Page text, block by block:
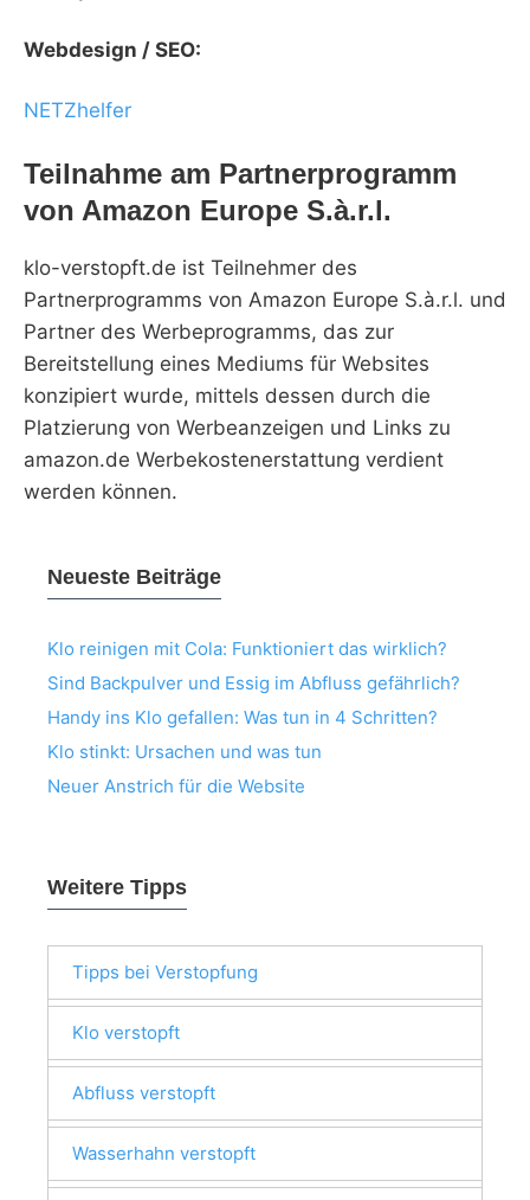
Webdesign / SEO:
NETZhelfer
Teilnahme am Partnerprogramm
von Amazon Europe S.à.r.l.
klo-verstopft.de ist Teilnehmer des
Partnerprogramms von Amazon Europe S.à.r.l. und
Partner des Werbeprogramms, das zur
Bereitstellung eines Mediums für Websites
konzipiert wurde, mittels dessen durch die
Platzierung von Werbeanzeigen und Links zu
amazon.de Werbekostenerstattung verdient
werden können.
Neueste Beiträge
Klo reinigen mit Cola: Funktioniert das wirklich?
Sind Backpulver und Essig im Abfluss gefährlich?
Handy ins Klo gefallen: Was tun in 4 Schritten?
Klo stinkt: Ursachen und was tun
Neuer Anstrich für die Website
Weitere Tipps
Tipps bei Verstopfung
Klo verstopft
Abfluss verstopft
Wasserhahn verstopft